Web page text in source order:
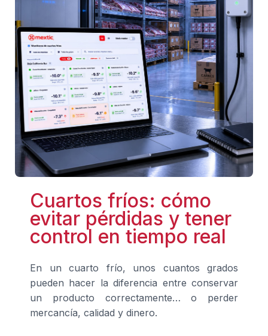
Cuartos fríos: cómo
evitar pérdidas y tener
control en tiempo real
En un cuarto frío, unos cuantos grados
pueden hacer la diferencia entre conservar
un producto correctamente… o perder
mercancía, calidad y dinero.